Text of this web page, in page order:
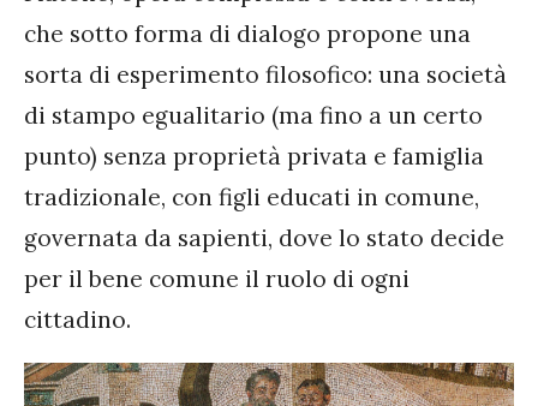
che sotto forma di dialogo propone una
sorta di esperimento filosofico: una società
di stampo egualitario (ma fino a un certo
punto) senza proprietà privata e famiglia
tradizionale, con figli educati in comune,
governata da sapienti, dove lo stato decide
per il bene comune il ruolo di ogni
cittadino.